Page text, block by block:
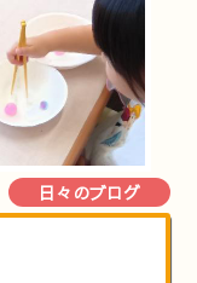
日々のブログ